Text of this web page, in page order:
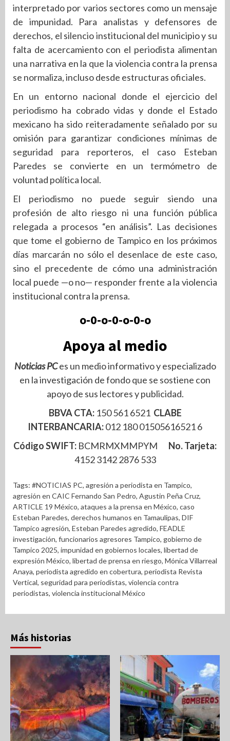
interpretado por varios sectores como un mensaje
de impunidad. Para analistas y defensores de
derechos, el silencio institucional del municipio y su
falta de acercamiento con el periodista alimentan
una narrativa en la que la violencia contra la prensa
se normaliza, incluso desde estructuras oficiales.
En un entorno nacional donde el ejercicio del
periodismo ha cobrado vidas y donde el Estado
mexicano ha sido reiteradamente señalado por su
omisión para garantizar condiciones mínimas de
seguridad para reporteros, el caso Esteban
Paredes se convierte en un termómetro de
voluntad política local.
El periodismo no puede seguir siendo una
profesión de alto riesgo ni una función pública
relegada a procesos “en análisis”. Las decisiones
que tome el gobierno de Tampico en los próximos
días marcarán no sólo el desenlace de este caso,
sino el precedente de cómo una administración
local puede —o no— responder frente a la violencia
institucional contra la prensa.
o-0-o-0-o-0-o
Apoya al medio
Noticias PCes un medio informativo y especializado
en la investigación de fondo que se sostiene con
apoyo de sus lectores y publicidad.
BBVA CTA: 150 561 6521 CLABE
INTERBANCARIA:012 180 01505616521 6
Código SWIFT: BCMRMXMMPYM No. Tarjeta:
4152 3142 2876 533
Tags: #NOTICIAS PC, agresión a periodista en Tampico,
agresión en CAIC Fernando San Pedro, Agustin Peña Cruz,
ARTICLE 19 México, ataques a la prensa en México, caso
Esteban Paredes, derechos humanos en Tamaulipas, DIF
Tampico agresión, Esteban Paredes agredido, FEADLE
investigación, funcionarios agresores Tampico, gobierno de
Tampico 2025, impunidad en gobiernos locales, libertad de
expresión México, libertad de prensa en riesgo, Mónica Villarreal
Anaya, periodista agredido en cobertura, periodista Revista
Vertical, seguridad para periodistas, violencia contra
periodistas, violencia institucional México
Más historias